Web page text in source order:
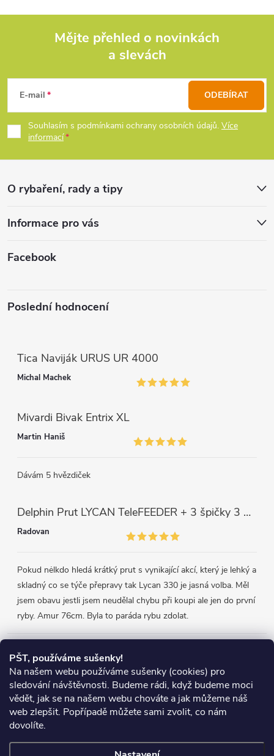
PŠT, používáme sušenky!
Na našem webu používáme sušenky (cookies) pro
sledování návštěvnosti. Budeme rádi, když budeme moci
vědět, jak se na našem webu chováte a jak můžeme náš
web zlepšit. Popřípadě můžete sami zvolit, co nám
dovolíte.
á
c
í
p
r
v
y
v
p
s
u
p
a
Mějte přehled o novinkách
a slevách
E-mail
Souhlasím s podmínkami ochrany osobních údajů. Více
informací
ODEBÍRAT
O rybaření, rady a tipy
Informace pro vás
Facebook
Poslední hodnocení
Tica Naviják URUS UR 4000
Michal Machek
Mivardi Bivak Entrix XL
Martin Haniš
Dávám 5 hvězdiček
Delphin Prut LYCAN TeleFEEDER + 3 špičky 3 m, 80 g
Radovan
Pokud nėlkdo hledá krátký prut s vynikající akcí, který je lehký a
skladný co se týče přepravy tak Lycan 330 je jasná volba. Měl
jsem obavu jestli jsem neudělal chybu při koupi ale jen do první
ryby. Amur 76cm. Byla to paráda rybu zdolat.
Přijímáme online platby
Heureka.cz Obchodní podmínky
Reklamace